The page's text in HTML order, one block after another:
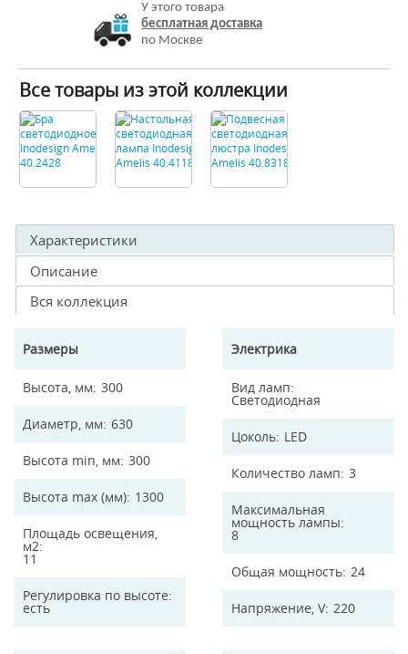
У этого товара
бесплатная доставка
по Москве
Все товары из этой коллекции
Характеристики
Описание
Вся коллекция
Размеры
Высота, мм 300
Диаметр, мм 630
Высота min, мм 300
Высота max (мм) 1300
Площадь освещения,
м2
11
Регулировка по высоте
есть
Электрика
Вид ламп
Светодиодная
Цоколь LED
Количество ламп 3
Максимальная
мощность лампы
8
Общая мощность 24
Напряжение, V 220